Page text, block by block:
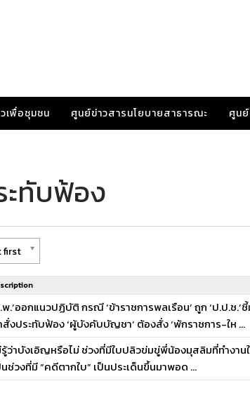
เพื่อชุมชน ศูนย์ข่าวสารนโยบายสาธารณะ ศูน
ทับฟ้อง
first
พ.’ออกแนวปฏิบัติ กรณี ‘ข้าราชการพลเรือน’ ถูก ‘ป.ป.ช
สั่งประทับฟ้อง ‘ผู้บังคับบัญชา’ ต้องสั่ง ‘พักราชการ-ให ...
ว่าบังเอิญหรือไม่ ช่วงที่มีใบปลิวข่มขู่พี่น้องมุสลิมที่ทำงาน
นช่วงที่มี “คดีตากใบ” เป็นประเด็นขึ้นมาพอด ...